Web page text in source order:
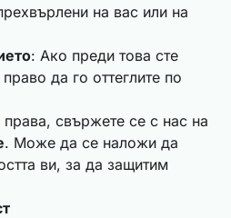
на вас или на
: Ако преди това сте
да го оттеглите по
свържете се с нас на
. Може да се наложи да
ви, за да защитим